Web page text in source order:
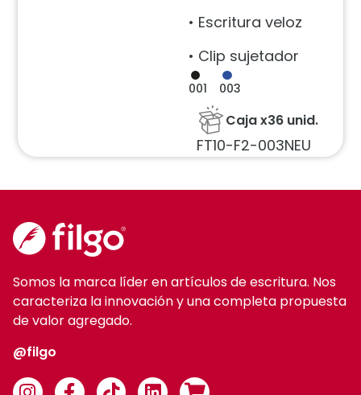
• Escritura veloz
• Clip sujetador
001 003
Caja x36 unid.
FT10-F2-003NEU
Somos la marca líder en artículos de escritura. Nos
caracteriza la innovación y una completa propuesta
de valor agregado.
@filgo